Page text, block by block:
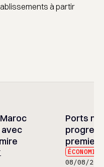
à partir
avec
Ports
premier
08/08/